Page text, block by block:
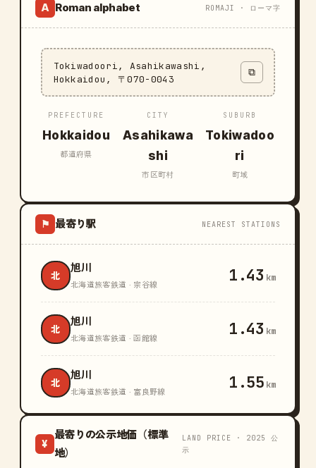
A Roman alphabet ROMAJI · ローマ字
Tokiwadoori, Asahikawashi,
Hokkaidou, 〒070-0043
⧉
PREFECTURE
Hokkaidou
都道府県
CITY
Asahikawa
shi
市区町村
SUBURB
Tokiwadoo
ri
町域
⚑ 最寄り駅 NEAREST STATIONS
北
旭川
北海道旅客鉄道 · 宗谷線 1.43 km
北
旭川
北海道旅客鉄道 · 函館線 1.43 km
北
旭川
北海道旅客鉄道 · 富良野線 1.55 km
¥
最寄りの公示地価（標準
地）
LAND PRICE · 2025 公
示